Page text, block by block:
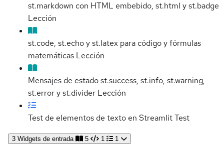
st.markdown con HTML embebido, st.html y st.badge
Lección
st.code, st.echo y st.latex para código y fórmulas
matemáticas Lección
Mensajes de estado st.success, st.info, st.warning,
st.error y st.divider Lección
Test de elementos de texto en StreamlitTest
3 Widgets de entrada 5 1 1